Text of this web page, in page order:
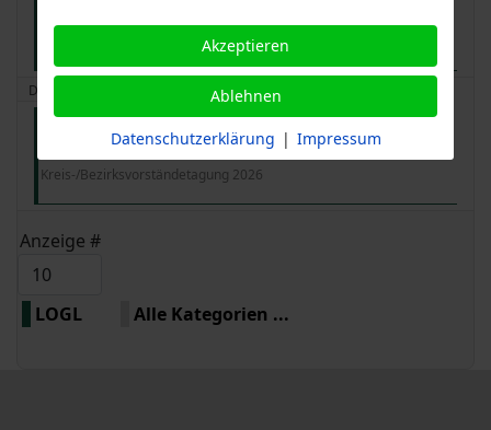
Landesgartenschau Ellwangen
Dezember 2026
Freitag, 11. Dezember 2026 - Samstag, 12.
Dezember 2026
Kreis-/Bezirksvorständetagung 2026
Anzeige #
LOGL Alle Kategorien ...
Akzeptieren
Ablehnen
Datenschutzerklärung | Impressum